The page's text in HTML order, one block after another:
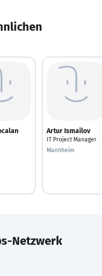
Artur Ismailov
IT Project Manager
Mannheim
Netzwerk